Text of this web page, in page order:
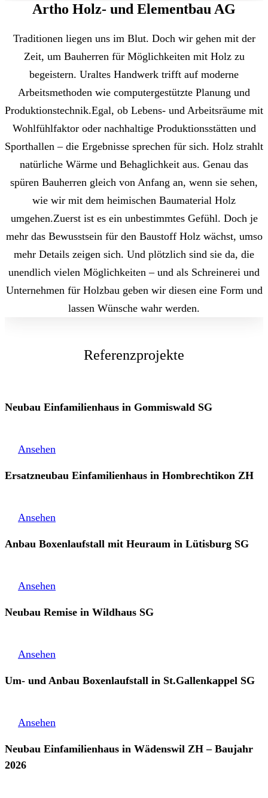
Artho Holz- und Elementbau AG
Traditionen liegen uns im Blut. Doch wir gehen mit der
Zeit, um Bauherren für Möglichkeiten mit Holz zu
begeistern. Uraltes Handwerk trifft auf moderne
Arbeitsmethoden wie computergestützte Planung und
Produktionstechnik.Egal, ob Lebens- und Arbeitsräume mit
Wohlfühlfaktor oder nachhaltige Produktionsstätten und
Sporthallen – die Ergebnisse sprechen für sich. Holz strahlt
natürliche Wärme und Behaglichkeit aus. Genau das
spüren Bauherren gleich von Anfang an, wenn sie sehen,
wie wir mit dem heimischen Baumaterial Holz
umgehen.Zuerst ist es ein unbestimmtes Gefühl. Doch je
mehr das Bewusstsein für den Baustoff Holz wächst, umso
mehr Details zeigen sich. Und plötzlich sind sie da, die
unendlich vielen Möglichkeiten – und als Schreinerei und
Unternehmen für Holzbau geben wir diesen eine Form und
lassen Wünsche wahr werden.
Referenzprojekte
Neubau Einfamilienhaus in Gommiswald SG
Ansehen
Ersatzneubau Einfamilienhaus in Hombrechtikon ZH
Ansehen
Anbau Boxenlaufstall mit Heuraum in Lütisburg SG
Ansehen
Neubau Remise in Wildhaus SG
Ansehen
Um- und Anbau Boxenlaufstall in St.Gallenkappel SG
Ansehen
Neubau Einfamilienhaus in Wädenswil ZH – Baujahr
2026